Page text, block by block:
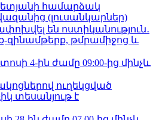
համարձակ
(լուսանկարներ)
են ոստիկանություն․
զինամթերք, թմրամիջոց և
4-ին ժամը 09:00-ից մինչև
ուղեկցված
տեսանյութ է